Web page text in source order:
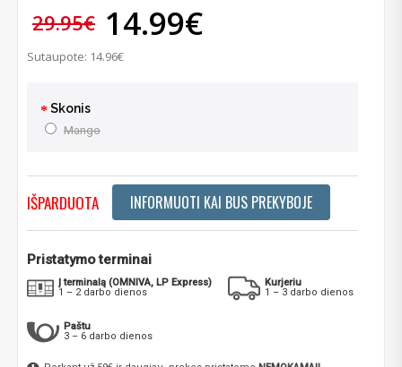
29.95€ 14.99€
Sutaupote: 14.96€
Skonis
Mango
IŠPARDUOTA INFORMUOTI KAI BUS PREKYBOJE
Pristatymo terminai
Į terminalą (OMNIVA, LP Express)
1 – 2 darbo dienos
Kurjeriu
1 – 3 darbo dienos
Paštu
3 – 6 darbo dienos